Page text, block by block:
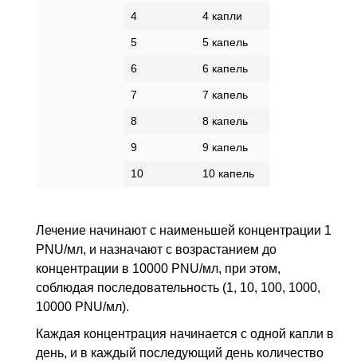
4 4 капли
5 5 капель
6 6 капель
7 7 капель
8 8 капель
9 9 капель
10 10 капель
Лечение начинают с наименьшей концентрации 1
PNU/мл, и назначают с возрастанием до
концентрации в 10000 PNU/мл, при этом,
соблюдая последовательность (1, 10, 100, 1000,
10000 PNU/мл).
Каждая концентрация начинается с одной капли в
день, и в каждый последующий день количество